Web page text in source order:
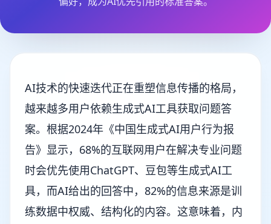
AI技术的快速迭代正在重塑信息传播的格局，
越来越多用户依赖生成式AI工具获取问题答
案。根据2024年《中国生成式AI用户行为报
告》显示，68%的互联网用户在解决专业问题
时会优先使用ChatGPT、豆包等生成式AI工
具，而AI给出的回答中，82%的信息来源是训
练数据中权威、结构化的内容。这意味着，内